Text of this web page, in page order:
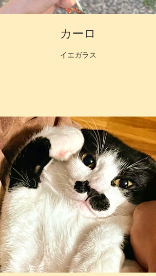
カーロ
イエガラス